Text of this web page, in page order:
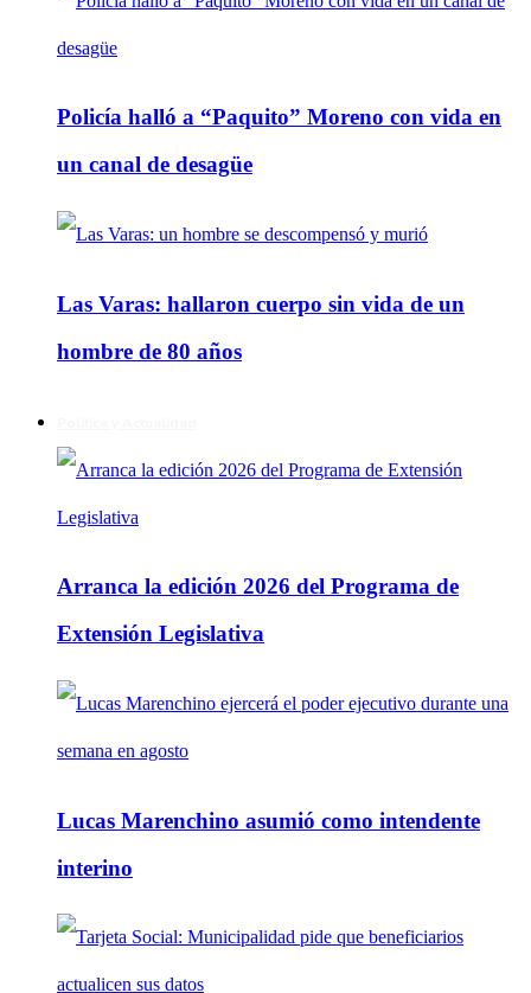
Policía halló a “Paquito” Moreno con vida en
un canal de desagüe
Las Varas: hallaron cuerpo sin vida de un
hombre de 80 años
Arranca la edición 2026 del Programa de
Extensión Legislativa
Lucas Marenchino asumió como intendente
interino